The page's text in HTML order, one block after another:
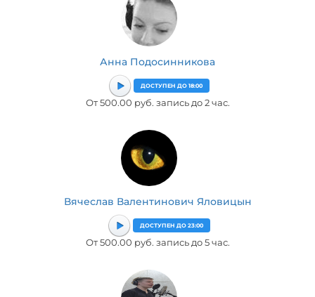
Анна Подосинникова
ДОСТУПЕН ДО 18:00
От 500.00 руб. запись до 2 час.
Вячеслав Валентинович Яловицын
ДОСТУПЕН ДО 23:00
От 500.00 руб. запись до 5 час.